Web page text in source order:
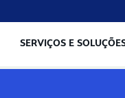
SERVIÇOS E